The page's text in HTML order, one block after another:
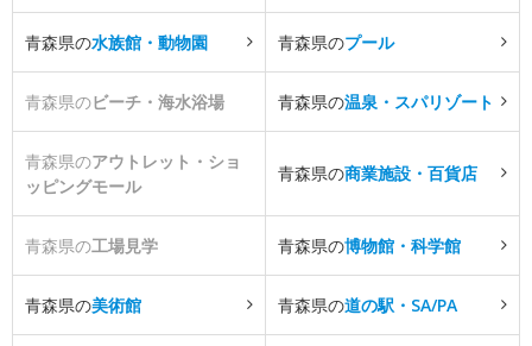
青森県の水族館・動物園 青森県のプール
青森県のビーチ・海水浴場 青森県の温泉・スパリゾート
青森県のアウトレット・ショ
ッピングモール
青森県の商業施設・百貨店
青森県の工場見学 青森県の博物館・科学館
青森県の美術館 青森県の道の駅・SA/PA